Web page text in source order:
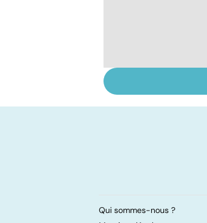
infections
Qui sommes-nous ?